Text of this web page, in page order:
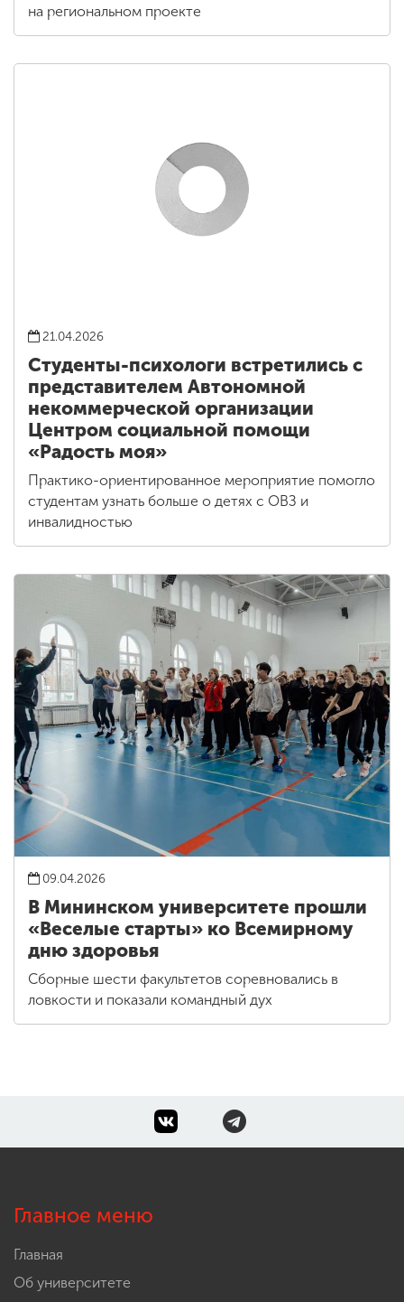
на региональном проекте
21.04.2026
Студенты-психологи встретились с
представителем Автономной
некоммерческой организации
Центром социальной помощи
«Радость моя»
Практико-ориентированное мероприятие помогло
студентам узнать больше о детях с ОВЗ и
инвалидностью
09.04.2026
В Мининском университете прошли
«Веселые старты» ко Всемирному
дню здоровья
Сборные шести факультетов соревновались в
ловкости и показали командный дух
Главное меню
Главная
Об университете